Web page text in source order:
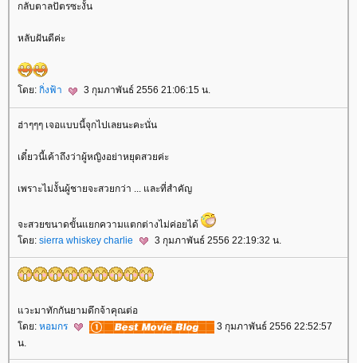
กลับตาลปัตรซะงั้น
หลับฝันดีค่ะ
ดย: กิ่งฟ้า 3 กุมภาพันธ์ 2556 21:06:15 น.
ฮ่าๆๆๆ เจอแบบนี้จุกไปเลยนะคะนั่น
เดี๋ยวนี้เค้าถึงว่าผู้หญิงอย่าหยุดสวยค่ะ
เพราะไม่งั้นผู้ชายจะสวยกว่า ... และที่สำคัญ
จะสวยขนาดขั้นแยกความแตกต่างไม่ค่อยได้
ดย: sierra whiskey charlie 3 กุมภาพันธ์ 2556 22:19:32 น.
วะมาทักกันยามดึกจ้าคุณต่อ
ดย: หอมกร
3 กุมภาพันธ์ 2556 22:52:57
น.